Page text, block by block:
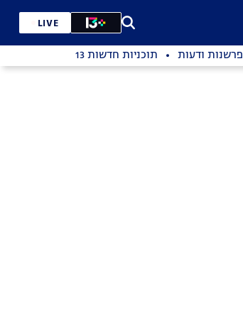
LIVE
פרשנות ודעות תוכניות חדשות 13